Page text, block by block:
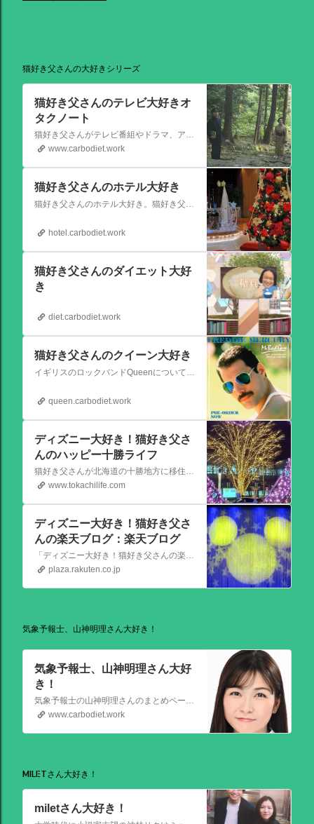
猫好き父さんの大好きシリーズ
猫好き父さんのテレビ大好きオ
タクノート
猫好き父さんがテレビ番組やドラマ、アニメ、特撮ヒーロー,そしてダイエットについて書いたブログです。
www.carbodiet.work
猫好き父さんのホテル大好き
hotel.carbodiet.work
猫好き父さんのダイエット大好
き
diet.carbodiet.work
猫好き父さんのクイーン大好き
queen.carbodiet.work
ディズニー大好き！猫好き父さ
んのハッピー十勝ライフ
猫好き父さんが北海道の十勝地方に移住しました。なれない北海道の暮らしについてお伝えします。
www.tokachilife.com
ディズニー大好き！猫好き父さ
んの楽天ブログ：楽天ブログ
「ディズニー大好き！猫好き父さんの楽天ブログ」にようこそ！ いろんなブログサービスが廃止になるなか満を持して楽天ブログをはじめようと思います。 よろしくお願いいたします。
plaza.rakuten.co.jp
気象予報士、山神明理さん大好き！
気象予報士、山神明理さん大好
き！
気象予報士の山神明理さんのまとめページを作成しました。情報があればこれからも更新します。 #山上明理 さんではありません、#山神明理 さんです。 #山神さんロス #気象予報士 #防災士 #山上あかり #DayDay
www.carbodiet.work
MILETさん大好き！
miletさん大好き！